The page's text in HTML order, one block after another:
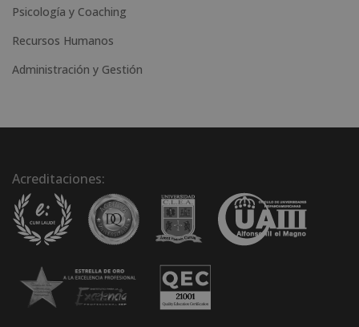
Psicología y Coaching
Recursos Humanos
Administración y Gestión
Acreditaciones: